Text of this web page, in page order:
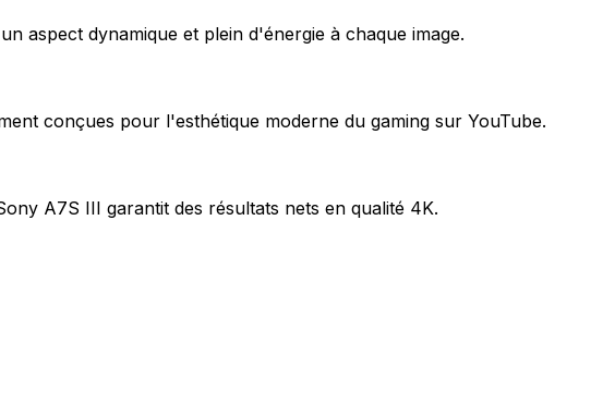
aspect dynamique et plein d'énergie à chaque image.
conçues pour l'esthétique moderne du gaming sur YouTube.
A7S III garantit des résultats nets en qualité 4K.